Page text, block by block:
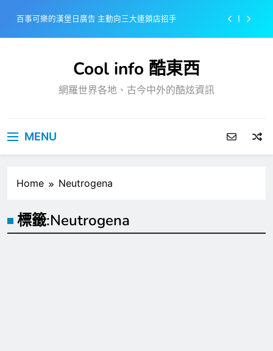
content
百事可樂的漢堡日廣告 主動向三大連鎖店招手
戴著金牌的醬油瓶 市佔率第一的龜甲萬廣告
感動落淚也笑到流淚的斷髮式
Cool info 酷東西
網羅世界各地、古今中外的酷炫資訊
MENU
Home Neutrogena
標籤:Neutrogena